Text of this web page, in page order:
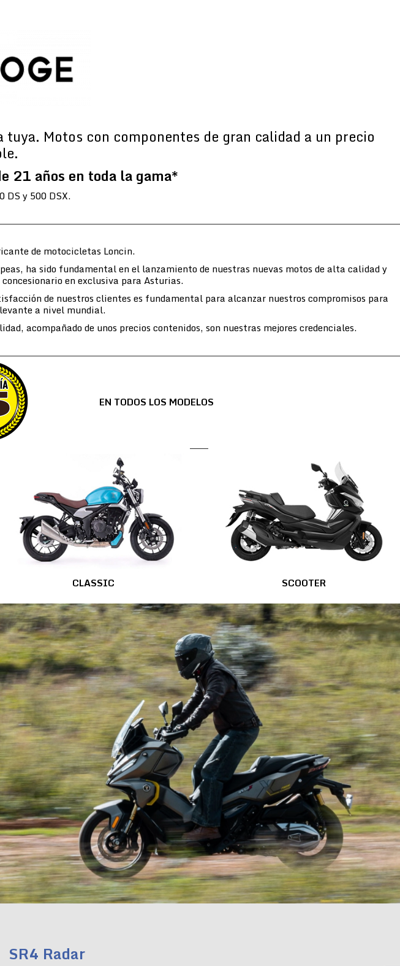
Motos con componentes de gran calidad a un precio
21 años en toda la gama*
DS y 500 DSX.
de motocicletas Loncin.
ha sido fundamental en el lanzamiento de nuestras nuevas motos de alta calidad y
en exclusiva para Asturias.
de nuestros clientes es fundamental para alcanzar nuestros compromisos para
a nivel mundial.
acompañado de unos precios contenidos, son nuestras mejores credenciales.
EN TODOS LOS MODELOS
CLASSIC SCOOTER
SR4 Radar